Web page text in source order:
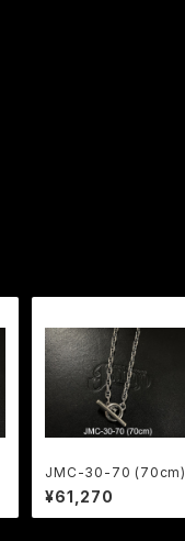
JMC-30-70 (70cm)
¥61,270